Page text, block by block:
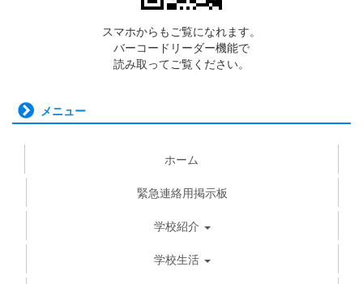
スマホからもご覧になれます。
バーコードリーダー機能で
読み取ってご覧ください。
メニュー
ホーム
緊急連絡用掲示板
学校紹介
学校生活